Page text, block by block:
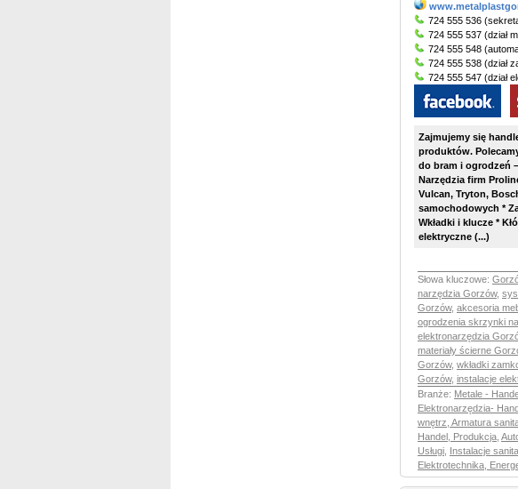
724 555 536
724 555 537 (dział
724 555 548
724 555 538 (dział
724 555 547 (dział
Zajmujemy się
produktów.
do bram i ogrodzeń
Narzędzia firm
Vulcan, Tryton,
samochodowych *
Wkładki i klucze *
elektryczne (...)
Słowa kluczowe:
narzędzia Gorzów,
Gorzów, akcesoria
ogrodzenia skrzynki
elektronarzędzia
materiały ścierne
Gorzów, wkładki
Gorzów, instalacje
Branże: Metale -
Elektronarzędzia-
wnętrz, Armatura
Handel, Produkcja
Usługi Instalacje
Elektrotechnika,